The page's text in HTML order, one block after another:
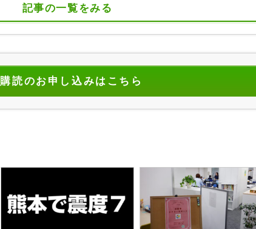
記事の一覧をみる
購読のお申し込みはこちら